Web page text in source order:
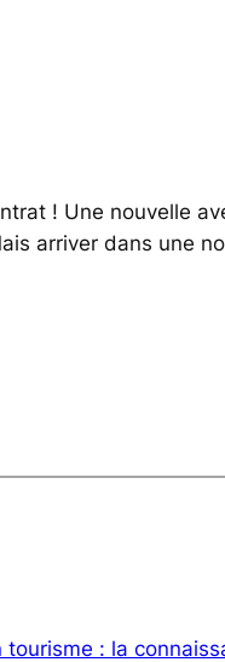
! Une nouvelle
arriver dans une
tourisme : la